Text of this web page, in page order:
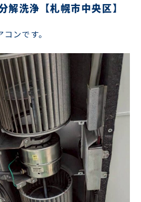
解洗浄【札幌市中央区】
ンです。